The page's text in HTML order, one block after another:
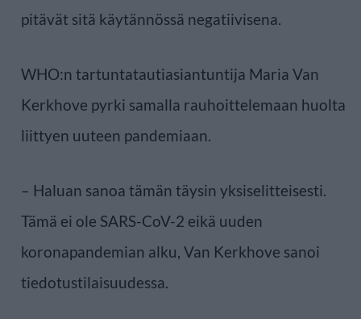
pitävät sitä käytännössä negatiivisena.
WHO:n tartuntatautiasiantuntija Maria Van
Kerkhove pyrki samalla rauhoittelemaan huolta
liittyen uuteen pandemiaan.
– Haluan sanoa tämän täysin yksiselitteisesti.
Tämä ei ole SARS-CoV-2 eikä uuden
koronapandemian alku, Van Kerkhove sanoi
tiedotustilaisuudessa.